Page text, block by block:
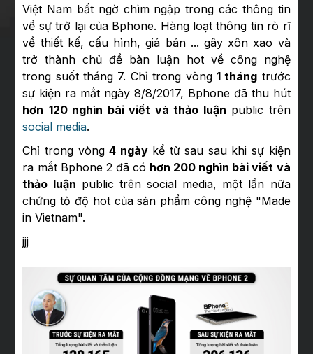
Việt Nam bất ngờ chìm ngập trong các thông tin
về sự trở lại của Bphone. Hàng loạt thông tin rò rĩ
về thiết kế, cấu hình, giá bán ... gây xôn xao và
trở thành chủ đề bàn luận hot về công nghệ
trong suốt tháng 7. Chỉ trong vòng 1 tháng trước
sự kiện ra mắt ngày 8/8/2017, Bphone đã thu hút
hơn 120 nghìn bài viết và thảo luận public trên
social media.
Chỉ trong vòng4 ngàykể từ sau sau khi sự kiện
ra mắt Bphone 2 đã có hơn 200 nghìn bài viết và
thảo luận public trên social media, một lần nữa
chứng tỏ độ hot của sản phẩm công nghệ "Made
in Vietnam".
jjj